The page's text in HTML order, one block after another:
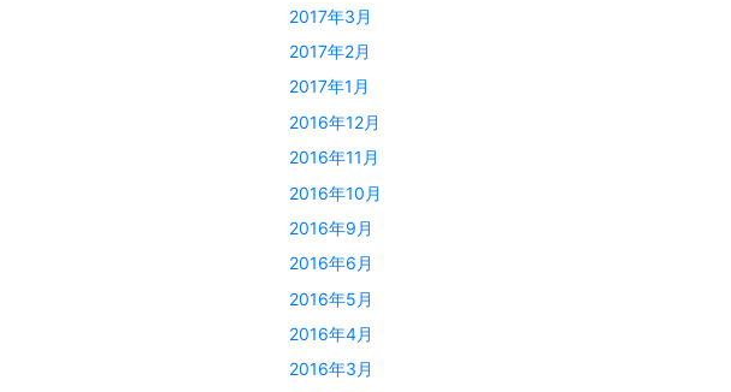
2017年3月
2017年2月
2017年1月
2016年12月
2016年11月
2016年10月
2016年9月
2016年6月
2016年5月
2016年4月
2016年3月